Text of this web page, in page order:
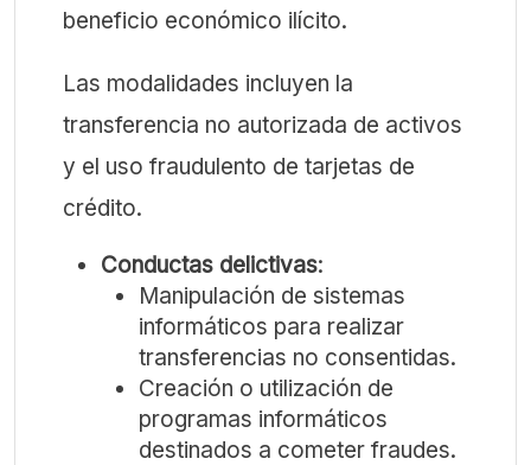
beneficio económico ilícito.
Las modalidades incluyen la
transferencia no autorizada de activos
y el uso fraudulento de tarjetas de
crédito.
Conductas delictivas:
Manipulación de sistemas
informáticos para realizar
transferencias no consentidas.
Creación o utilización de
programas informáticos
destinados a cometer fraudes.